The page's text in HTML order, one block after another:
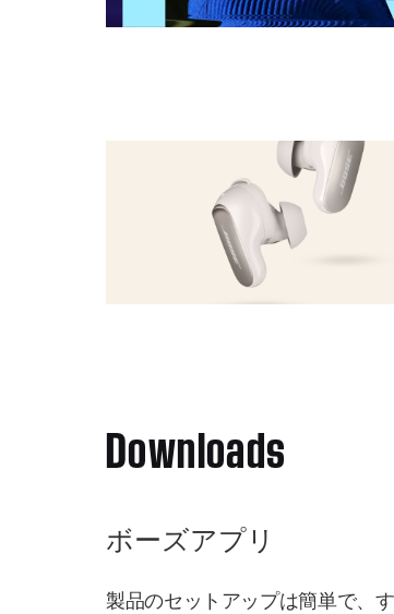
Downloads
ボーズアプリ
製品のセットアップは簡単で、